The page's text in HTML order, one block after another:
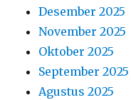
Desember 2025
November 2025
Oktober 2025
September 2025
Agustus 2025